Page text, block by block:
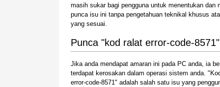
masih sukar bagi pengguna untuk menentukan dan
punca isu ini tanpa pengetahuan teknikal khusus
yang sesuai.
Punca "kod ralat error-code-8571"
Jika anda mendapat amaran ini pada PC anda, ia
terdapat kerosakan dalam operasi sistem anda.
error-code-8571" adalah salah satu isu yang